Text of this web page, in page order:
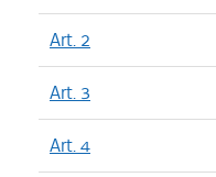
Art. 2
Art. 3
Art. 4